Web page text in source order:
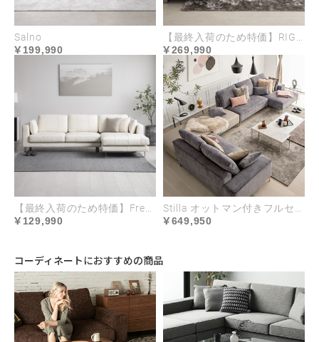
なる心配がありません。また、色落ちや毛羽立
ちを最小限に抑えることができます。
Salno
199,990
【最終入荷のため特価】RIGNO
269,990
【最終入荷のため特価】Fresto レザータイプ
129,990
Stilla オットマン付きフルセット
649,950
コーディネートにおすすめの商品